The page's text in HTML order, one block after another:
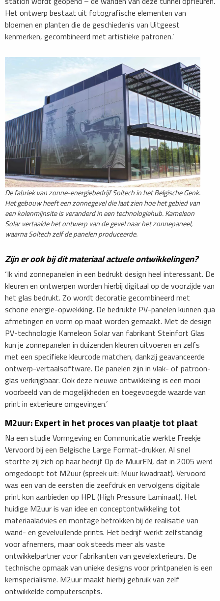
Het ontwerp bestaat uit fotografische elementen van
bloemen en planten die de geschiedenis van Uitgeest
kenmerken, gecombineerd met artistieke patronen.’
De fabriek van zonne-energiebedrijf Soltech in het Belgische Genk.
Het gebouw heeft een zonnegevel die laat zien hoe het gebied van
een kolenmijnsite is veranderd in een technologiehub. Kameleon
Solar vertaalde het ontwerp van de gevel naar het zonnepaneel,
waarna Soltech zelf de panelen produceerde.
Zijn er ook bij dit materiaal actuele ontwikkelingen?
‘Ik vind zonnepanelen in een bedrukt design heel interessant. De
kleuren en ontwerpen worden hierbij digitaal op de voorzijde van
het glas bedrukt. Zo wordt decoratie gecombineerd met
schone energie-opwekking. De bedrukte PV-panelen kunnen qua
afmetingen en vorm op maat worden gemaakt. Met de design
PV-technologie Kameleon Solar van fabrikant Steinfort Glas
kun je zonnepanelen in duizenden kleuren uitvoeren en zelfs
met een specifieke kleurcode matchen, dankzij geavanceerde
ontwerp-vertaalsoftware. De panelen zijn in vlak- of patroon-
glas verkrijgbaar. Ook deze nieuwe ontwikkeling is een mooi
voorbeeld van de mogelijkheden en toegevoegde waarde van
print in exterieure omgevingen.’
M2uur: Expert in het proces van plaatje tot plaat
Na een studie Vormgeving en Communicatie werkte Freekje
Vervoord bij een Belgische Large Format-drukker. Al snel
stortte zij zich op haar bedrijf Op de MuurEN, dat in 2005 werd
omgedoopt tot M2uur (spreek uit: Muur kwadraat). Vervoord
was een van de eersten die zeefdruk en vervolgens digitale
print kon aanbieden op HPL (High Pressure Laminaat). Het
huidige M2uur is van idee en conceptontwikkeling tot
materiaaladvies en montage betrokken bij de realisatie van
wand- en gevelvullende prints. Het bedrijf werkt zelfstandig
voor afnemers, maar ook steeds meer als vaste
ontwikkelpartner voor fabrikanten van gevelexterieurs. De
technische opmaak van unieke designs voor printpanelen is een
kernspecialisme. M2uur maakt hierbij gebruik van zelf
ontwikkelde computerscripts.